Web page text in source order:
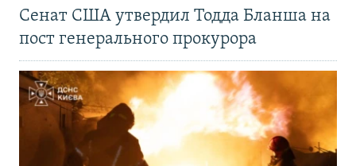
Сенат США утвердил Тодда Бланша на
пост генерального прокурора